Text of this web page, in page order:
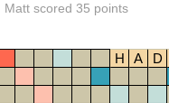
Matt scored 35 points
H A D